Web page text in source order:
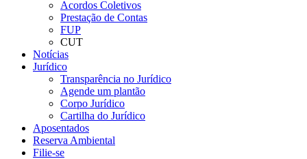
Acordos Coletivos
Prestação de Contas
FUP
CUT
Notícias
Jurídico
Transparência no Jurídico
Agende um plantão
Corpo Jurídico
Cartilha do Jurídico
Aposentados
Reserva Ambiental
Filie-se